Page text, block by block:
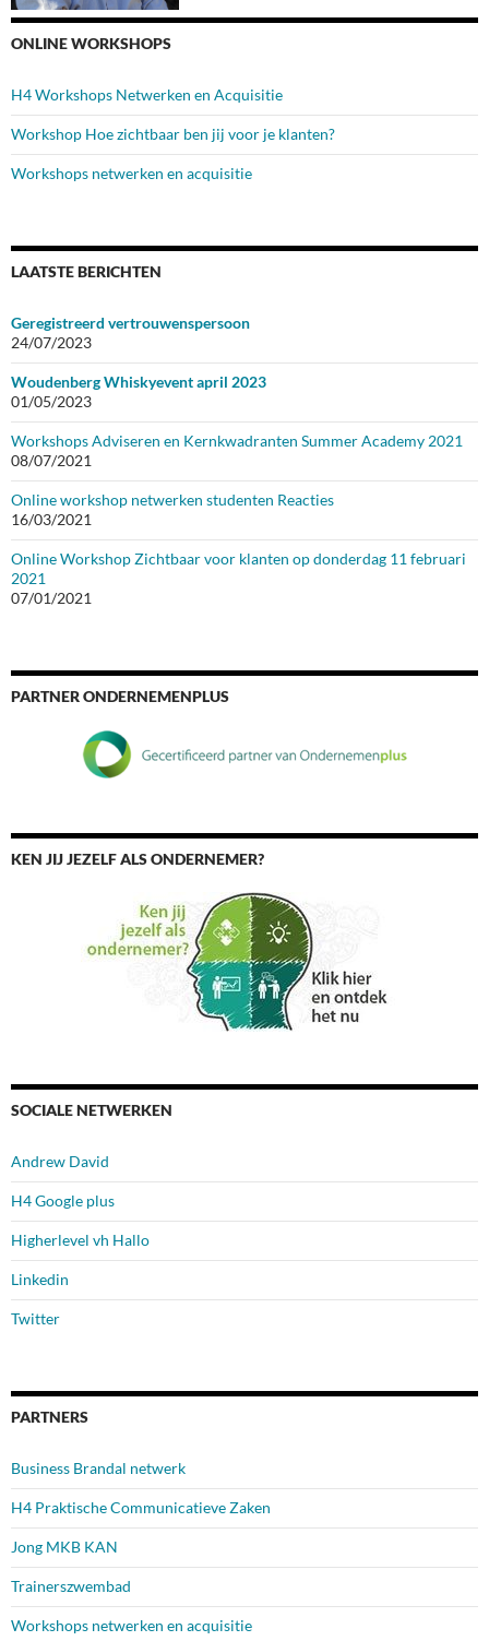
ONLINE WORKSHOPS
H4 Workshops Netwerken en Acquisitie
Workshop Hoe zichtbaar ben jij voor je klanten?
Workshops netwerken en acquisitie
LAATSTE BERICHTEN
Geregistreerd vertrouwenspersoon
24/07/2023
Woudenberg Whiskyevent april 2023
01/05/2023
Workshops Adviseren en Kernkwadranten Summer Academy 2021
08/07/2021
Online workshop netwerken studenten Reacties
16/03/2021
Online Workshop Zichtbaar voor klanten op donderdag 11 februari
2021
07/01/2021
PARTNER ONDERNEMENPLUS
KEN JIJ JEZELF ALS ONDERNEMER?
SOCIALE NETWERKEN
Andrew David
H4 Google plus
Higherlevel vh Hallo
Linkedin
Twitter
PARTNERS
Business Brandal netwerk
H4 Praktische Communicatieve Zaken
Jong MKB KAN
Trainerszwembad
Workshops netwerken en acquisitie